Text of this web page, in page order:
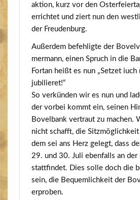
ak­ti­on, kurz vor den
errich­tet und ziert nun den
der Freudenburg.
Außer­dem befeh­lig­te der
mer­mann, einen Spruch in die
Fort­an heißt es nun „Set­zet iuch
jubilieret!“
So ver­kün­den wir es nun und
der vor­bei kommt ein, sei­nen
Bovel­bank ver­traut zu machen.
nicht schafft, die
dem sei ans Herz gelegt, dass
29. und 30. Juli eben­falls an der
statt­fin­det. Dies sol­le doch die
sein, die Bequem­lich­keit der
erproben.